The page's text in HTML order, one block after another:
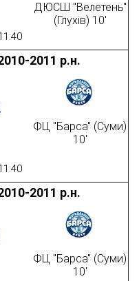
ДЮСШ "Велетень"
(Глухів) 10'
2011 р.н.
ФЦ "Барса" (Суми)
10'
2011 р.н.
ФЦ "Барса" (Суми)
10'